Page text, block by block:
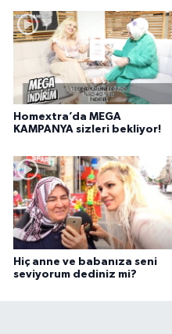
Homextra’da MEGA
KAMPANYA sizleri bekliyor!
Hiç anne ve babanıza seni
seviyorum dediniz mi?